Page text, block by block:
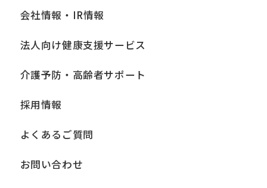
会社情報・IR情報
法人向け健康支援サービス
介護予防・高齢者サポート
採用情報
よくあるご質問
お問い合わせ